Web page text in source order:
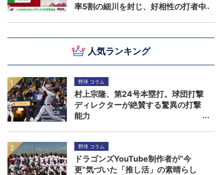
人気ランキング
野球 コラム
村上宗隆、第24号本塁打。球団打撃
ディレクターが絶賛する驚異の打撃
能力
野球 コラム
ドラゴンズYouTube制作者が“今
更”気づいた「推し活」の素晴らし
率5割の細川を封じ、好相性の打者中